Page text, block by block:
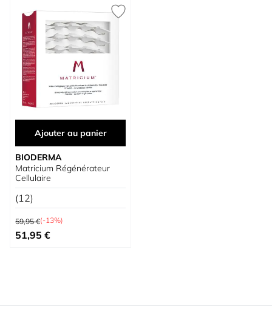
Ajouter au panier
BIODERMA
Matricium Régénérateur
Cellulaire
(12)
Prix normal
59,95 €(-13%)
Prix spécial
51,95 €